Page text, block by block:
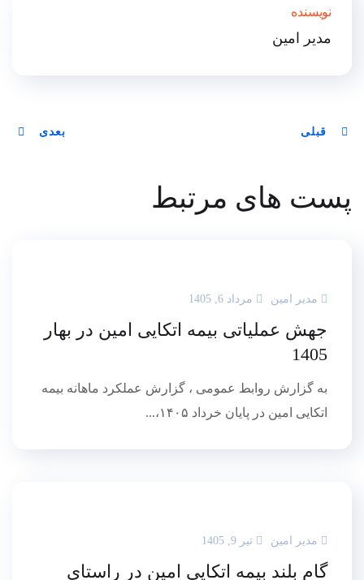
نویسنده
مدیر امین
قبلی بعدی
پست های مرتبط
مدیر امین مرداد 6, 1405
جهش عملیاتی بیمه اتکایی امین در بهار
1405
به گزارش روابط عمومی ، گزارش عملکرد ماهانه بیمه
اتکایی امین در پایان خرداد ۱۴۰۵،...
مدیر امین تیر 9, 1405
گام بلند بیمه اتکایی امین در راستای